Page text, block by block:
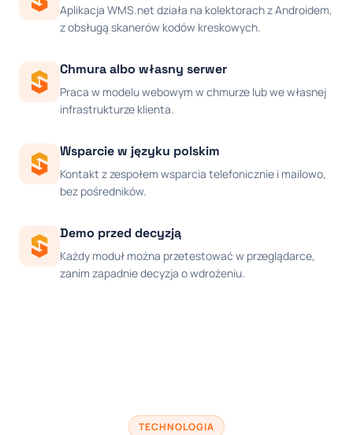
Aplikacja WMS.net działa na kolektorach z Androidem,
z obsługą skanerów kodów kreskowych.
Chmura albo własny serwer
Praca w modelu webowym w chmurze lub we własnej
infrastrukturze klienta.
Wsparcie w języku polskim
Kontakt z zespołem wsparcia telefonicznie i mailowo,
bez pośredników.
Demo przed decyzją
Każdy moduł można przetestować w przeglądarce,
zanim zapadnie decyzja o wdrożeniu.
TECHNOLOGIA